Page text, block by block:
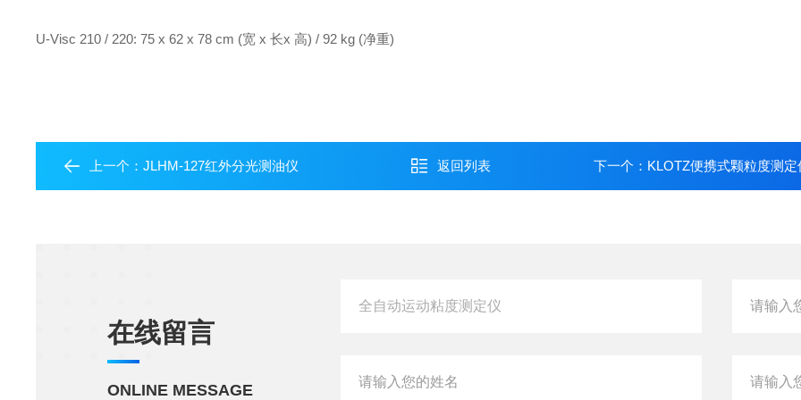
U-Visc 210 / 220: 75 x 62 x 78 cm (宽 x 长x 高) / 92 kg (净重)
上一个：JLHM-127红外分光测油仪 返回列表 下一个： KLOTZ便携式颗粒度测定
在线留言
ONLINE MESSAGE